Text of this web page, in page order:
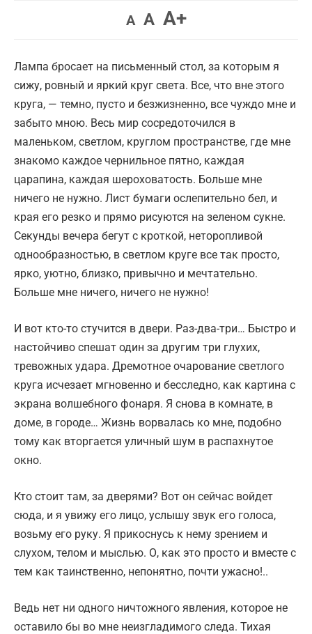
AУменьшить
AВернуть
A+Увеличить
Лампа бросает на письменный стол, за которым я
сижу, ровный и яркий круг света. Все, что вне этого
круга, — темно, пусто и безжизненно, все чуждо мне и
забыто мною. Весь мир сосредоточился в
маленьком, светлом, круглом пространстве, где мне
знакомо каждое чернильное пятно, каждая
царапина, каждая шероховатость. Больше мне
ничего не нужно. Лист бумаги ослепительно бел, и
края его резко и прямо рисуются на зеленом сукне.
Секунды вечера бегут с кроткой, неторопливой
однообразностью, в светлом круге все так просто,
ярко, уютно, близко, привычно и мечтательно.
Больше мне ничего, ничего не нужно!
И вот кто-то стучится в двери. Раз-два-три… Быстро и
настойчиво спешат один за другим три глухих,
тревожных удара. Дремотное очарование светлого
круга исчезает мгновенно и бесследно, как картина с
экрана волшебного фонаря. Я снова в комнате, в
доме, в городе… Жизнь ворвалась ко мне, подобно
тому как вторгается уличный шум в распахнутое
окно.
Кто стоит там, за дверями? Вот он сейчас войдет
сюда, и я увижу его лицо, услышу звук его голоса,
возьму его руку. Я прикоснусь к нему зрением и
слухом, телом и мыслью. О, как это просто и вместе с
тем как таинственно, непонятно, почти ужасно!..
Ведь нет ни одного ничтожного явления, которое не
оставило бы во мне неизгладимого следа. Тихая